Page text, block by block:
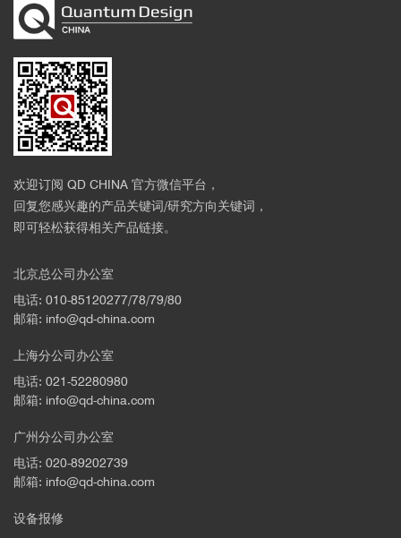
欢迎订阅 QD CHINA 官方微信平台，
回复您感兴趣的产品关键词/研究方向关键词，
即可轻松获得相关产品链接。
北京总公司办公室
电话: 010-85120277/78/79/80
邮箱: info@qd-china.com
上海分公司办公室
电话: 021-52280980
邮箱: info@qd-china.com
广州分公司办公室
电话: 020-89202739
邮箱: info@qd-china.com
设备报修